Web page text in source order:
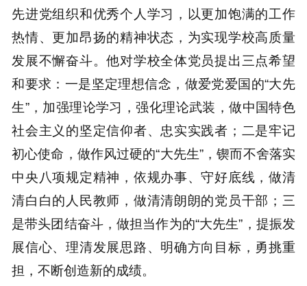
先进党组织和优秀个人学习，以更加饱满的工作
热情、更加昂扬的精神状态，为实现学校高质量
发展不懈奋斗。他对学校全体党员提出三点希望
和要求：一是坚定理想信念，做爱党爱国的“大先
生”，加强理论学习，强化理论武装，做中国特色
社会主义的坚定信仰者、忠实实践者；二是牢记
初心使命，做作风过硬的“大先生”，锲而不舍落实
中央八项规定精神，依规办事、守好底线，做清
清白白的人民教师，做清清朗朗的党员干部；三
是带头团结奋斗，做担当作为的“大先生”，提振发
展信心、理清发展思路、明确方向目标，勇挑重
担，不断创造新的成绩。